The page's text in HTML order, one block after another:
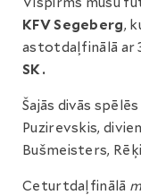
KFV Segeberg,
astotdaļfinālā ar
SK.
Šajās divās
Puzirevskis,
Bušmeisters,
Ceturtdaļfinālā